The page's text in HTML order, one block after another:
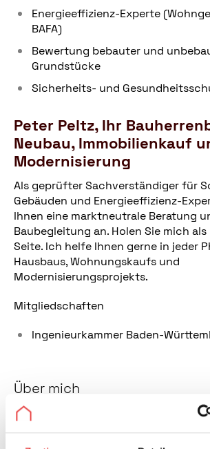
Energieeffizienz-Experte
BAFA)
Bewertung bebauter und
Grundstücke
Sicherheits- und
Peter Peltz, Ihr
Neubau, Immobilienkauf
Modernisierung
Als geprüfter Sachverständiger für
Gebäuden und Energieeffizienz-
Ihnen eine marktneutrale Beratung
Baubegleitung an. Holen Sie mich
Seite. Ich helfe Ihnen gerne in jeder
Hausbaus, Wohnungskaufs und
Modernisierungsprojekts.
Mitgliedschaften
Ingenieurkammer Baden-
Über mich